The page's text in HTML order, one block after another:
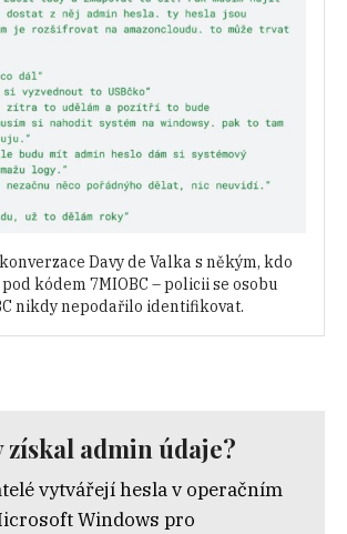
Davy de Valka s někým, kdo
kódem 7MIOBC – policii se osobu
nikdy nepodařilo identifikovat.
získal admin údaje?
vytvářejí hesla v operačním
Windows pro